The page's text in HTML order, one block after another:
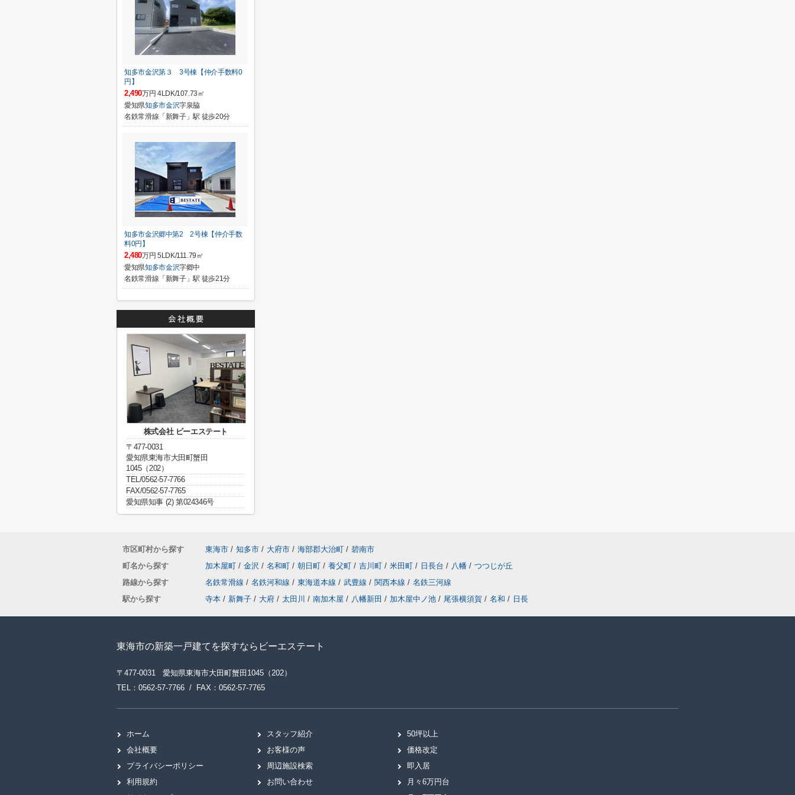
知多市金沢第３ 3号棟【仲介手数料0
円】
2,490万円 4LDK/107.73㎡
愛知県知多市金沢字泉脇
名鉄常滑線「新舞子」駅 徒歩20分
知多市金沢郷中第2 2号棟【仲介手数
料0円】
2,480万円 5LDK/111.79㎡
愛知県知多市金沢字郷中
名鉄常滑線「新舞子」駅 徒歩21分
株式会社 ビーエステート
〒477-0031
愛知県東海市大田町蟹田
1045（202）
TEL/0562-57-7766
FAX/0562-57-7765
愛知県知事 (2) 第024346号
市区町村から探す 東海市 / 知多市 / 大府市 / 海部郡大治町 / 碧南市
町名から探す
加木屋町 / 金沢 / 名和町 / 朝日町 / 養父町 / 吉川町 / 米田町 / 日長台 / 八幡 / つつじが丘
路線から探す
名鉄常滑線 / 名鉄河和線 / 東海道本線 / 武豊線 / 関西本線 / 名鉄三河線
駅から探す
寺本 / 新舞子 / 大府 / 太田川 / 南加木屋 / 八幡新田 / 加木屋中ノ池 / 尾張横須賀 / 名和 / 日長
東海市の新築一戸建てを探すならビーエステート
〒477-0031 愛知県東海市大田町蟹田1045（202）
TEL：0562-57-7766 / FAX：0562-57-7765
ホーム
会社概要
プライバシーポリシー
利用規約
スタッフ紹介
お客様の声
周辺施設検索
お問い合わせ
50坪以上
価格改定
即入居
月々6万円台